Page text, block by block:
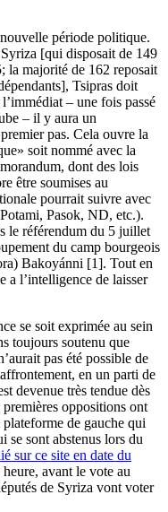
période politique.
[qui disposait de 149
la majorité de 162 reposait
Tsipras doit
– une fois passé
– il y aura un
pas. Cela ouvre la
soit nommé avec la
dont des lois
être soumises au
pourrait suivre avec
Pasok, ND, etc.).
le référendum du 5 juillet
du camp bourgeois
Bakoyánni [1]. Tout en
a l’intelligence de laisser
se soit exprimée au sein
toujours soutenu que
pas été possible de
en un parti de
devenue très tendue dès
oppositions ont
de gauche qui
se sont abstenus lors du
sur ce site en date du
avant le vote au
de Syriza vont voter